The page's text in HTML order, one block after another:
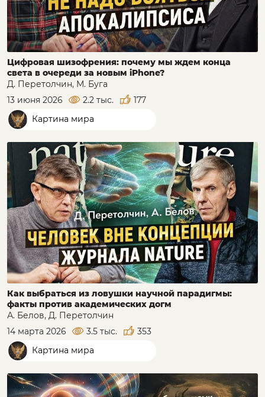
Цифровая шизофрения: почему мы ждем конца
света в очереди за новым iPhone?
Д. Перетолчин, М. Буга
13 июня 2026
2.2 тыс.
177
Картина мира
Как выбраться из ловушки научной парадигмы:
факты против академических догм
А. Белов, Д. Перетолчин
14 марта 2026
3.5 тыс.
353
Картина мира